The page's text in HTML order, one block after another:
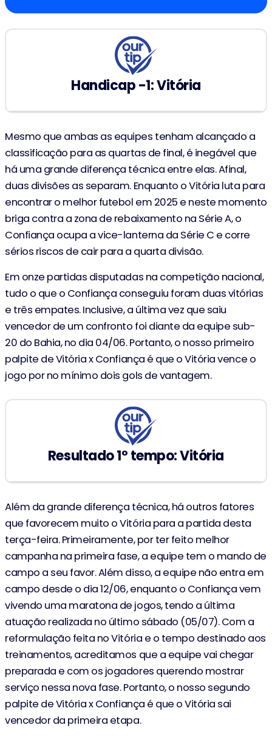
Handicap -1: Vitória
Mesmo que ambas as equipes tenham alcançado a
classificação para as quartas de final, é inegável que
há uma grande diferença técnica entre elas. Afinal,
duas divisões as separam. Enquanto o Vitória luta para
encontrar o melhor futebol em 2025 e neste momento
briga contra a zona de rebaixamento na Série A, o
Confiança ocupa a vice-lanterna da Série C e corre
sérios riscos de cair para a quarta divisão.
Em onze partidas disputadas na competição nacional,
tudo o que o Confiança conseguiu foram duas vitórias
e três empates. Inclusive, a última vez que saiu
vencedor de um confronto foi diante da equipe sub-
20 do Bahia, no dia 04/06. Portanto, o nosso primeiro
palpite de Vitória x Confiança é que o Vitória vence o
jogo por no mínimo dois gols de vantagem.
Resultado 1º tempo: Vitória
Além da grande diferença técnica, há outros fatores
que favorecem muito o Vitória para a partida desta
terça-feira. Primeiramente, por ter feito melhor
campanha na primeira fase, a equipe tem o mando de
campo a seu favor. Além disso, a equipe não entra em
campo desde o dia 12/06, enquanto o Confiança vem
vivendo uma maratona de jogos, tendo a última
atuação realizada no último sábado (05/07). Com a
reformulação feita no Vitória e o tempo destinado aos
treinamentos, acreditamos que a equipe vai chegar
preparada e com os jogadores querendo mostrar
serviço nessa nova fase. Portanto, o nosso segundo
palpite de Vitória x Confiança é que o Vitória sai
vencedor da primeira etapa.